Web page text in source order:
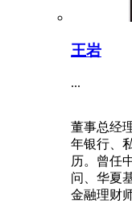
王岩
...
董事总经
年银行、
历。曾任
问、华夏
金融理财